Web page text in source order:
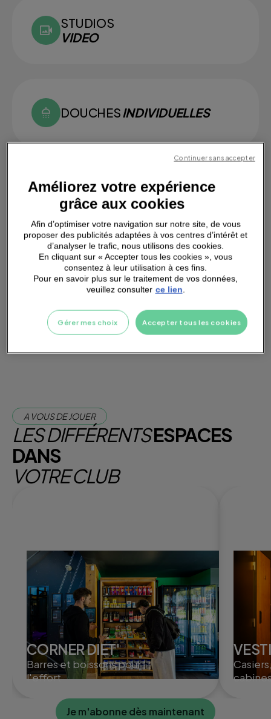
STUDIOS
VIDEO
DOUCHESINDIVIDUELLES
SMALL GROUPS
PARKINGA PROXIMITÉ
Je m'abonne dès maintenant
A VOUS DE JOUER
LES DIFFÉRENTSESPACES
DANS
VOTRE CLUB
CORNER DIET'
Barres et boissons pour
l'effort
Je m'abonne dès maintenant
Améliorez votre expérience
grâce aux cookies
Afin d’optimiser votre navigation sur notre site, de vous
proposer des publicités adaptées à vos centres d’intérêt et
d’analyser le trafic, nous utilisons des cookies.
En cliquant sur « Accepter tous les cookies », vous
consentez à leur utilisation à ces fins.
Pour en savoir plus sur le traitement de vos données,
veuillez consulter ce lien.
Accepter tous les cookies
Gérer mes choix
Continuer sans accepter